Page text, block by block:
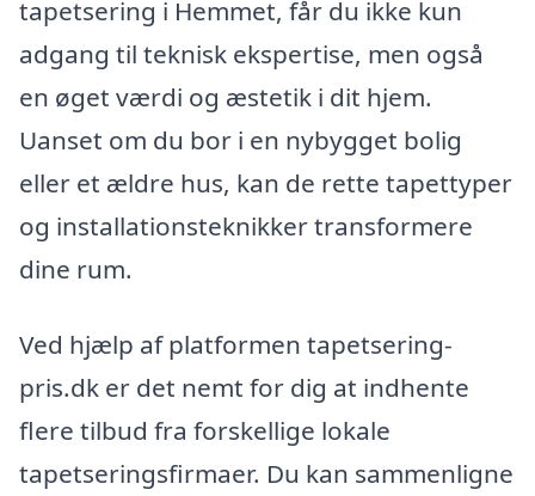
tapetsering i Hemmet, får du ikke kun
adgang til teknisk ekspertise, men også
en øget værdi og æstetik i dit hjem.
Uanset om du bor i en nybygget bolig
eller et ældre hus, kan de rette tapettyper
og installationsteknikker transformere
dine rum.
Ved hjælp af platformen tapetsering-
pris.dk er det nemt for dig at indhente
flere tilbud fra forskellige lokale
tapetseringsfirmaer. Du kan sammenligne